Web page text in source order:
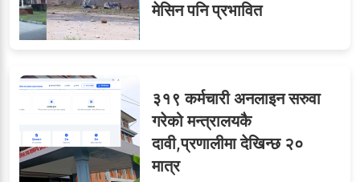
मेसिन पनि प्रभावित
३१९ कर्मचारी अनलाइन सरुवा
गरेको मन्त्रालयकै
दावी,प्रणालीमा देखिन्छ २०
मात्र